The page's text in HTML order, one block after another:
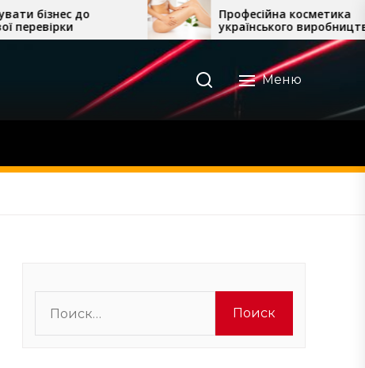
Професійна косметика
українського виробництва для
домашнього догляду
Меню